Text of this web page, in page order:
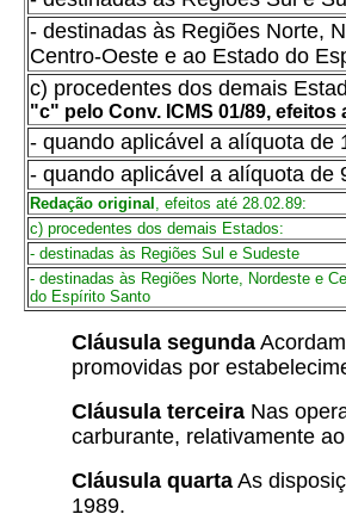
- destinadas às Regiões Norte,
Centro-Oeste e ao Estado do
c) procedentes dos demais
"c" pelo Conv. ICMS 01/89, efeitos
- quando aplicável a alíquota de
- quando aplicável a alíquota de
Redação original , efeitos até 28.02.89:
c) procedentes dos demais Estados:
- destinadas às Regiões Sul e Sudeste
- destinadas às Regiões Norte, Nordeste e
do Espírito Santo
Cláusula segunda
promovidas por
Cláusula terceira Nas
carburante, relativamente
Cláusula quarta As
1989.